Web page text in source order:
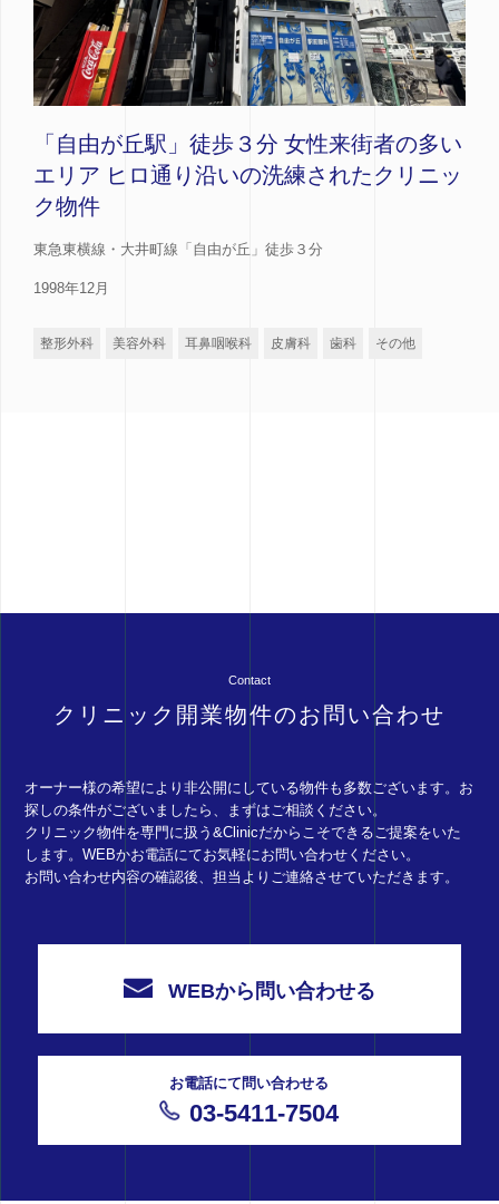
「自由が丘駅」徒歩３分 女性来街者の多い
エリア ヒロ通り沿いの洗練されたクリニッ
ク物件
東急東横線・大井町線「自由が丘」徒歩３分
1998年12月
整形外科 美容外科 耳鼻咽喉科 皮膚科 歯科 その他
Contact
クリニック開業物件のお問い合わせ
オーナー様の希望により非公開にしている物件も多数ございます。お
探しの条件がございましたら、まずはご相談ください。
クリニック物件を専門に扱う&Clinicだからこそできるご提案をいた
します。WEBかお電話にてお気軽にお問い合わせください。
お問い合わせ内容の確認後、担当よりご連絡させていただきます。
WEBから問い合わせる
お電話にて問い合わせる
03-5411-7504